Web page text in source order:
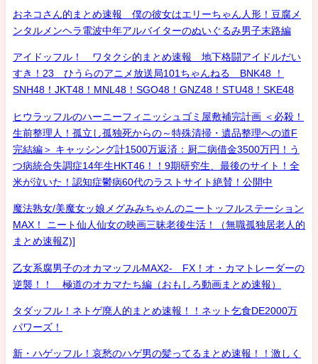
おネコさん的まとめ速報 僕の彼女はエリーちゃん人形！豆腐メ
ンタルメンヘラ電波中年アルバイターのぬいぐるみ男子末路編
アイドッフル！ ワタクシ的まとめ速報 地下格闘アイドルだい
すき！23 ひうらのアニメ放送局101ちゃんねる BNK48 ！
SNH48！JKT48！MNL48！SGO48！GNZ48！STU48！SKE48
ヒウラッフルのハーニーフィニッシュゴミ屋敷補完計画 ＜必殺！
生前整理人！孤立し孤独死からの～特殊清掃・遺品整理への道F
完結編＞ キャッシング計1500万返済：厨二病借金3500万円！う
つ病統合失調症14年生HKT46！！9期研究生、最後のサイト！全
米が泣いた！認知症鬱病60代のラストサイト絶賛！公開中
魔法熟女/美魔女ッ娘メグみみちゃんのニートッフルステーション
MAX！ ニート仙人仙女の映画三昧老後生活！（無職孤独居老人的
まとめ速報Z)]
乙女系腐男子のオカマッフルMAX2- FX！オ・カマトレーダーの
逆襲！！ 極道のオカマたち編（おもしろ動画まとめ速報）
タダッフル！ネトゲ廃人的まとめ速報！！ネット乞食DE2000万
パワーズ！
新・ハゲッフル！哀愁のハゲ男の髪ってるまとめ速報！！激しく